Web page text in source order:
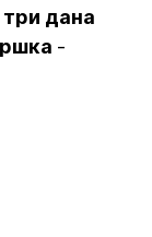
три дана
-